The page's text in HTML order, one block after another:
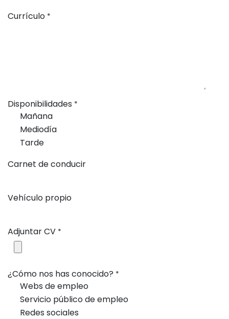
Currículo *
Disponibilidades *
Mañana
Mediodía
Tarde
Carnet de conducir
Vehículo propio
Adjuntar CV *
¿Cómo nos has conocido? *
Webs de empleo
Servicio público de empleo
Redes sociales